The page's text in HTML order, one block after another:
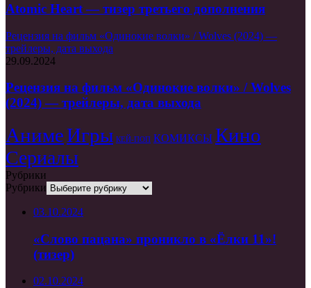
Atomic Heart — тизер третьего дополнения
Рецензия на фильм «Одинокие волки» / Wolves (2024) —
трейлеры, дата выхода
29.09.2024
Рецензия на фильм «Одинокие волки» / Wolves
(2024) — трейлеры, дата выхода
АнимеИгры КЕЙ-ПОП КОМИКСЫ Кино
Сериалы
Рубрики
Рубрики
03.10.2024
«Слово пацана» проникло в «Ёлки 11»!
(тизер)
02.10.2024